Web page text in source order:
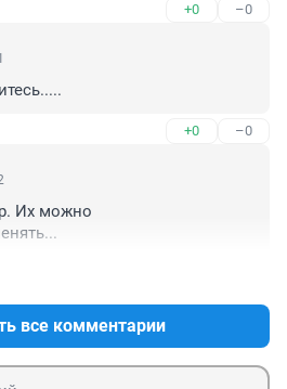
+0 –0
+0 –0
Их можно
все комментарии